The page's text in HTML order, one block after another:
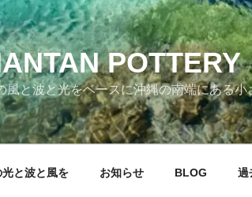
POTTERY
風と波と光をベースに沖縄の南端にある小
と波と風を お知らせ BLOG 過